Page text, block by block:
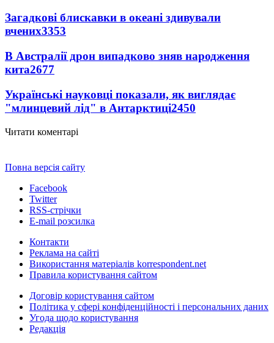
Загадкові блискавки в океані здивували
вчених3353
В Австралії дрон випадково зняв народження
кита2677
Українські науковці показали, як виглядає
"млинцевий лід" в Антарктиці2450
Читати коментарі
Повна версія сайту
Facebook
Twitter
RSS-стрічки
E-mail розсилка
Контакти
Реклама на сайті
Використання матеріалів korrespondent.net
Правила користування сайтом
Договір користування сайтом
Політика у сфері конфіденційності і персональних даних
Угода щодо користування
Редакція